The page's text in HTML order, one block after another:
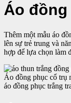
Áo đồng
Thêm một mẫu áo
lên sự trẻ trung và
hợp để lựa chọn làm
Áo đồng phục cổ trụ
áo đồng phục trắng